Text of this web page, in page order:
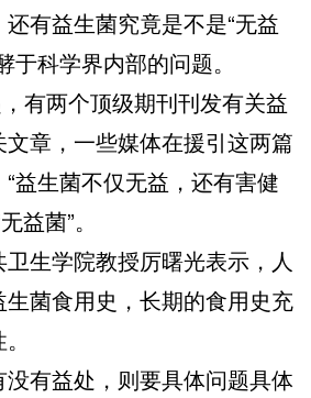
有益生菌究竟是不是“无益
于科学界内部的问题。
两个顶级期刊刊发有关益
章，一些媒体在援引这两篇
益生菌不仅无益，还有害健
益菌”。
生学院教授厉曙光表示，人
菌食用史，长期的食用史充
有益处，则要具体问题具体